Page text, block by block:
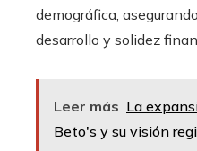
demográfica,
desarrollo y solidez
Leer más La
Beto's y su visión